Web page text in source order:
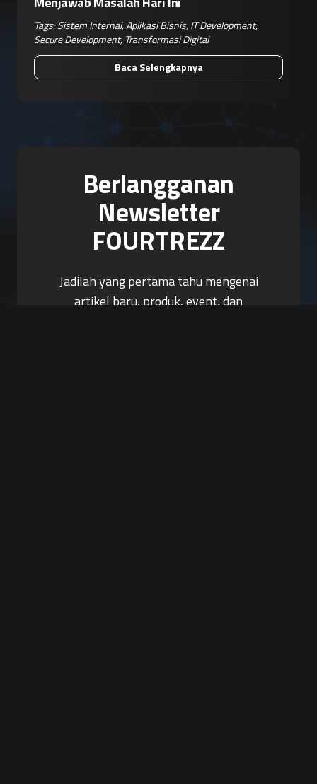
Tags:Sistem Internal,Aplikasi Bisnis,IT Development,
Secure Development, Transformasi Digital
Baca Selengkapnya
Berlangganan
Newsletter
FOURTREZZ
Jadilah yang pertama tahu mengenai
artikel baru, produk, event, dan